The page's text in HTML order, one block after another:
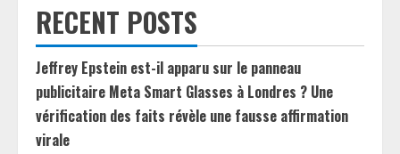
RECENT POSTS
Jeffrey Epstein est-il apparu sur le panneau
publicitaire Meta Smart Glasses à Londres ? Une
vérification des faits révèle une fausse affirmation
virale